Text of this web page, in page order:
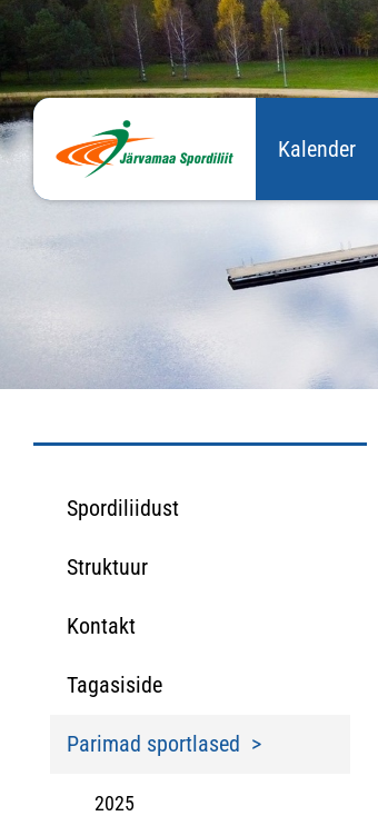
Kalender
Spordiliidust
Struktuur
Kontakt
Tagasiside
Parimad sportlased
2025